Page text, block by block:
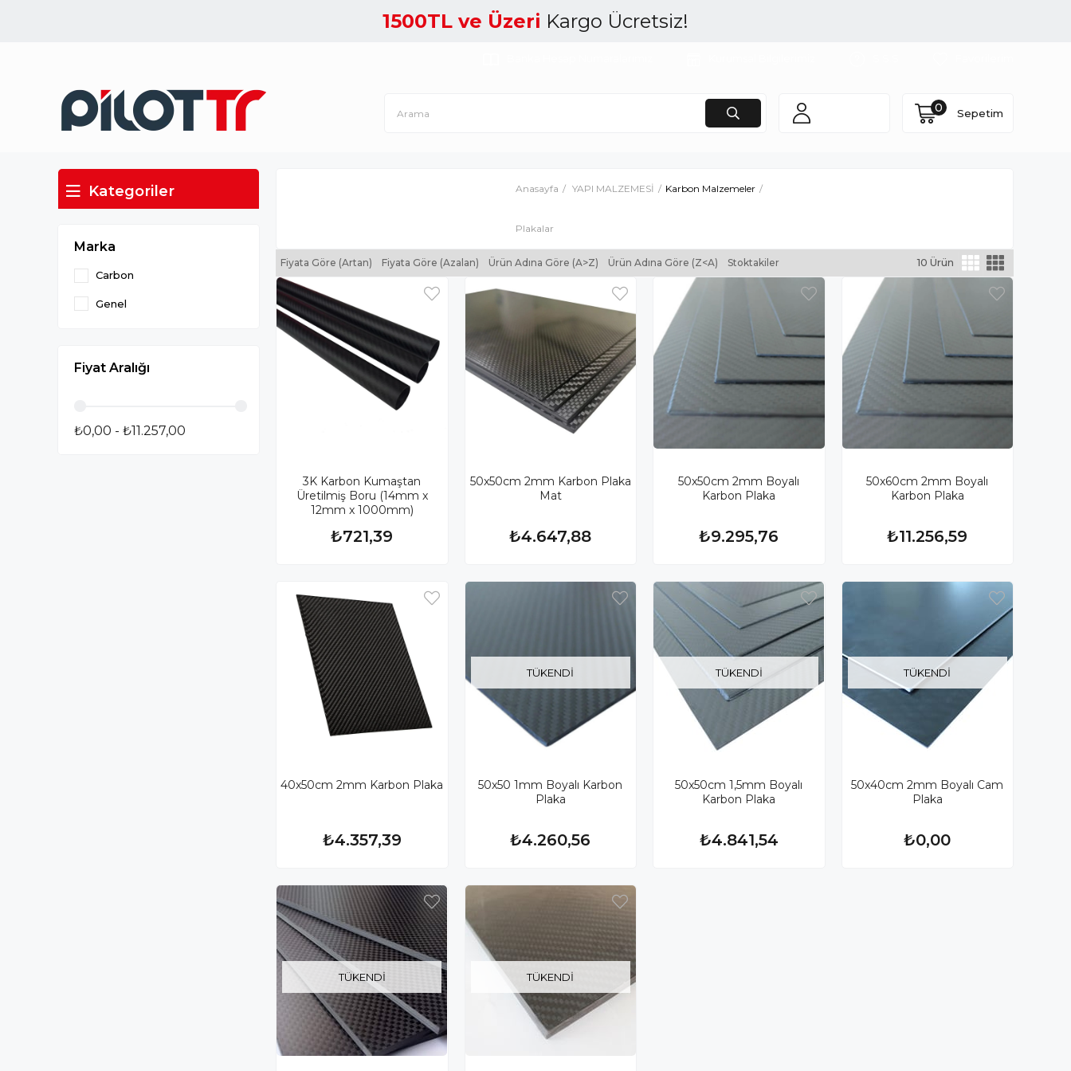
1500TL ve Üzeri Kargo Ücretsiz!
Sepetim
0
Kategoriler
Marka
Carbon
Genel
Fiyat Aralığı
₺0,00 - ₺11.257,00
Anasayfa YAPI MALZEMESİ Karbon Malzemeler
Plakalar
Fiyata Göre (Artan) Fiyata Göre (Azalan) Ürün Adına Göre (A>Z) Ürün Adına Göre (Z<A) Stoktakiler 10 Ürün
3K Karbon Kumaştan
Üretilmiş Boru (14mm x
12mm x 1000mm)
₺721,39
50x50cm 2mm Karbon Plaka
Mat
₺4.647,88
50x50cm 2mm Boyalı
Karbon Plaka
₺9.295,76
50x60cm 2mm Boyalı
Karbon Plaka
₺11.256,59
40x50cm 2mm Karbon Plaka
₺4.357,39
TÜKENDI
50x50 1mm Boyalı Karbon
Plaka
₺4.260,56
TÜKENDI
50x50cm 1,5mm Boyalı
Karbon Plaka
₺4.841,54
TÜKENDI
50x40cm 2mm Boyalı Cam
Plaka
₺0,00
TÜKENDI TÜKENDI